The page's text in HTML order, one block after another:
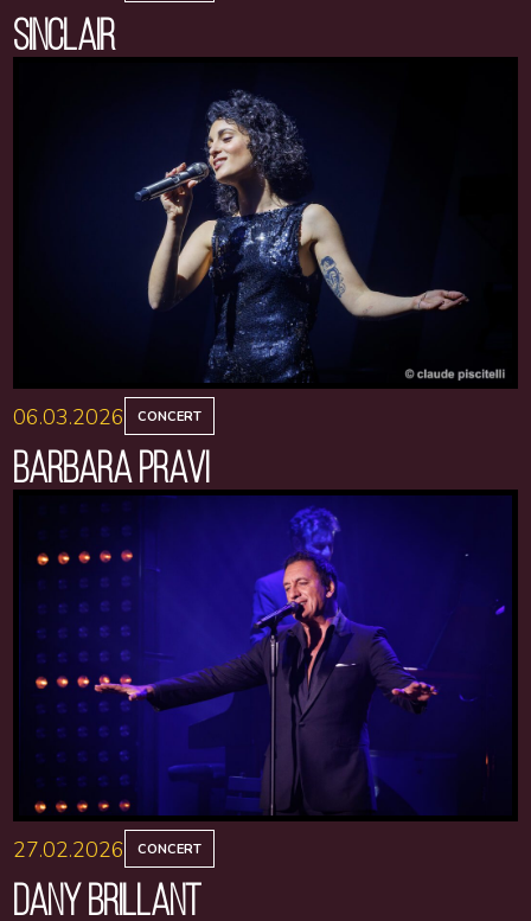
SINCLAIR
06.03.2026 CONCERT
BARBARA PRAVI
27.02.2026 CONCERT
DANY BRILLANT